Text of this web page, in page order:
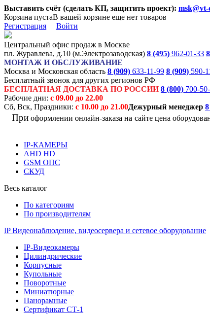
Выставить счёт (сделать КП, защитить проект):
Корзина пустаВ вашей корзине еще нет товаров
Регистрация
Войти
Центральный офис продаж в Москве
пл. Журавлева, д.10 (м.Электрозаводская) 8 (495) 962-01-33
МОНТАЖ И ОБСЛУЖИВАНИЕ
Москва и Московская область 8 (909) 633-11-99 8 (909) 590-
Бесплатный звонок для других регионов РФ
БЕСПЛАТНАЯ ДОСТАВКА ПО РОССИИ 8 (800) 700-
Рабочие дни: с 09.00 до 22.00
Сб, Вск, Праздники: с 10.00 до 21.00Дежурный менеджер
При оформлении онлайн-заказа на сайте цена
IP-КАМЕРЫ
AHD HD
GSM ОПС
СКУД
Весь каталог
По категориям
По производителям
IP Видеонаблюдение, видеосервера и сетевое оборудование
IP-Видеокамеры
Цилиндрические
Корпусные
Купольные
Поворотные
Миниатюрные
Панорамные
Сертификат СТ-1